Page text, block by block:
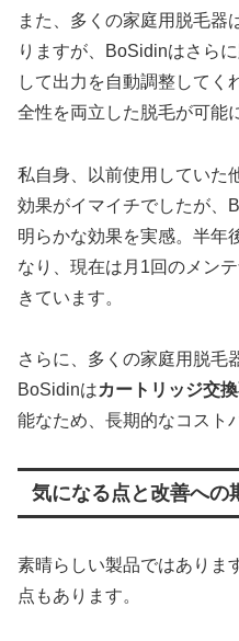
また、多くの家庭用脱毛器
りますが、BoSidinはさら
して出力を自動調整してく
全性を両立した脱毛が可能
私自身、以前使用していた
効果がイマイチでしたが、
明らかな効果を実感。半年
なり、現在は月1回のメン
きています。
さらに、多くの家庭用脱毛
BoSidinはカートリッジ交
能なため、長期的なコスト
気になる点と改善への
素晴らしい製品ではありま
点もあります。